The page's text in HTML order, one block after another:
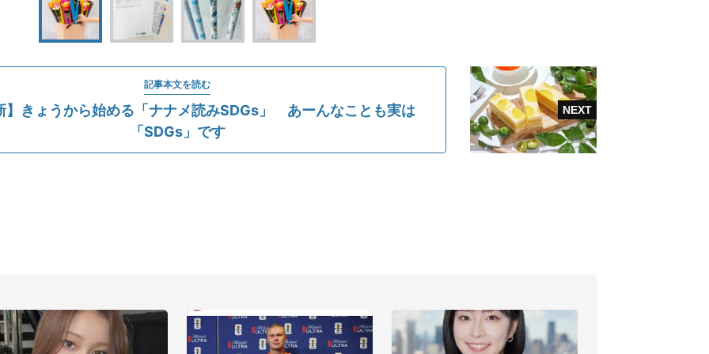
記事本文を読む
きょうから始める「ナナメ読みSDGs」 あーんなことも実は
「SDGs」です